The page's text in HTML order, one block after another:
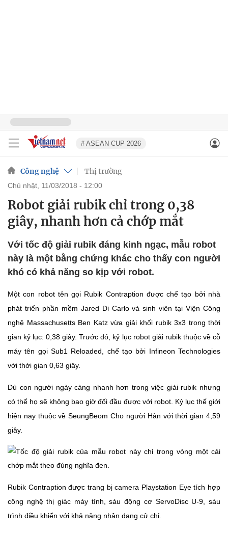
# ASEAN CUP 2026
Công nghệ Thị trường
chủ nhật, 11/03/2018 - 12:00
Robot giải rubik chỉ trong 0,38
giây, nhanh hơn cả chớp mắt
Với tốc độ giải rubik đáng kinh ngạc, mẫu robot
này là một bằng chứng khác cho thấy con người
khó có khả năng so kịp với robot.
Một con robot tên gọi Rubik Contraption được chế tạo bởi nhà
phát triển phần mềm Jared Di Carlo và sinh viên tại Viện Công
nghệ Massachusetts Ben Katz vừa giải khối rubik 3x3 trong thời
gian kỷ lục: 0,38 giây. Trước đó, kỷ lục robot giải rubik thuộc về cỗ
máy tên gọi Sub1 Reloaded, chế tạo bởi Infineon Technologies
với thời gian 0,63 giây.
Dù con người ngày càng nhanh hơn trong việc giải rubik nhưng
có thể họ sẽ không bao giờ đối đầu được với robot. Kỷ lục thế giới
hiện nay thuộc về SeungBeom Cho người Hàn với thời gian 4,59
giây.
Rubik Contraption được trang bị camera Playstation Eye tích hợp
công nghệ thị giác máy tính, sáu động cơ ServoDisc U-9, sáu
trình điều khiển với khả năng nhận dạng cử chỉ.